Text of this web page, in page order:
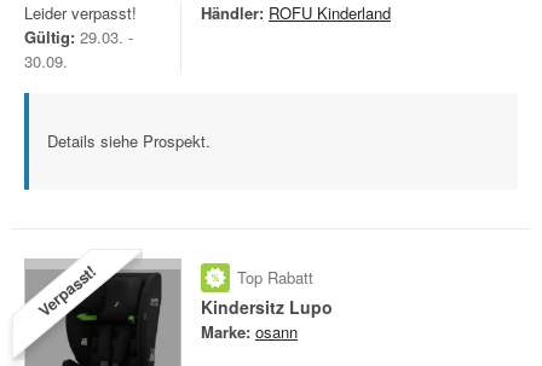
Leider verpasst!
Gültig: 29.03. -
30.09.
Händler: ROFU Kinderland
Details siehe Prospekt.
Verpasst! Top Rabatt
Kindersitz Lupo
Marke: osann